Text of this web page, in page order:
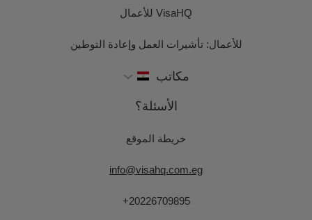
VisaHQ للأعمال
للأعمال: تأشيرات العمل وإعادة التوطين
مكاتب
الأسئلة؟
خريطة الموقع
info@visahq.com.eg
+20226709895